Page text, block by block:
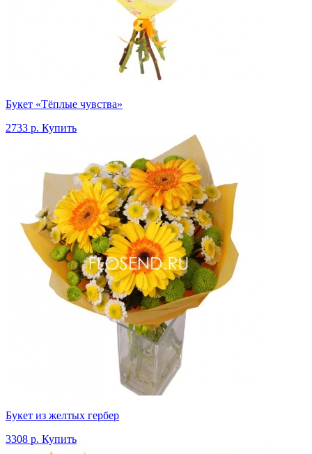
Букет «Тёплые чувства»
2733 р. Купить
Букет из желтых гербер
3308 р. Купить